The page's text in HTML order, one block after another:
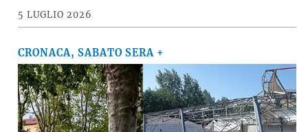
5 LUGLIO 2026
CRONACA, SABATO SERA +